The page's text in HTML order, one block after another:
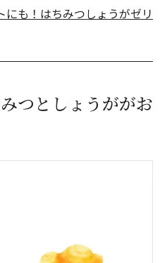
も！はちみつしょうがゼリ
つとしょうががお